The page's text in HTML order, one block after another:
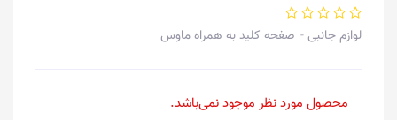
لوازم جانبی صفحه کلید به همراه ماوس
محصول مورد نظر موجود نمی‌باشد.